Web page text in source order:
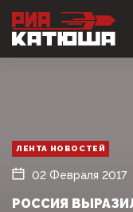
ЛЕНТА НОВОСТЕЙ
02 Февраля 2017
РОССИЯ